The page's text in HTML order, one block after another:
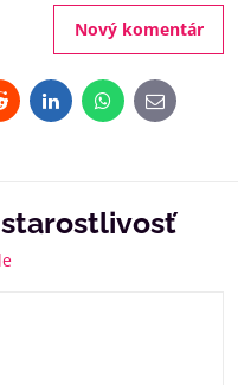
Nový komentár
LinkedInWhatsApp
E-
mail